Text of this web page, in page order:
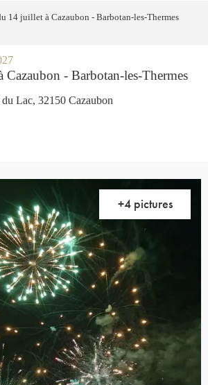
14 juillet à Cazaubon - Barbotan-les-Thermes
Cazaubon - Barbotan-les-Thermes
Lac, 32150 Cazaubon
+4 pictures